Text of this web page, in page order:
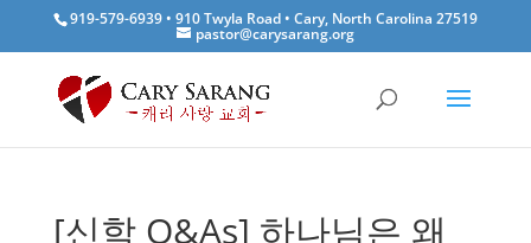
919-579-6939 • 910 Twyla Road • Cary, North Carolina 27519
pastor@carysarang.org
[신학 Q&As] 하나님은 왜